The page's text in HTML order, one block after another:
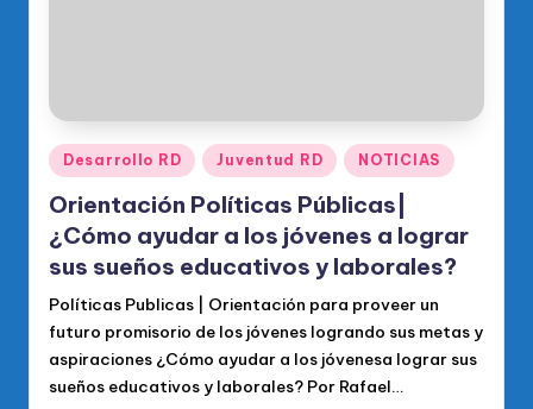
Publicado
en
Desarrollo RD Juventud RD NOTICIAS
Orientación Políticas Públicas|
¿Cómo ayudar a los jóvenes a lograr
sus sueños educativos y laborales?
Políticas Publicas | Orientación para proveer un
futuro promisorio de los jóvenes logrando sus metas y
aspiraciones ¿Cómo ayudar a los jóvenesa lograr sus
sueños educativos y laborales? Por Rafael…